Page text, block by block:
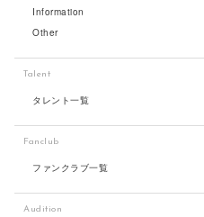
Information
Other
Talent
タレント一覧
Fanclub
ファンクラブ一覧
Audition